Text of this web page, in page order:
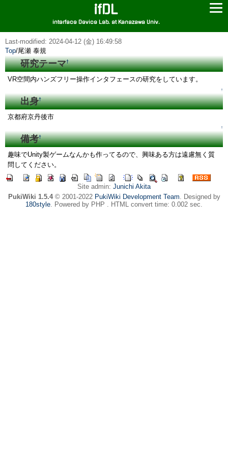
ifDL
interface Device Lab. at Kanazawa Univ.
Last-modified: 2024-04-12 (金) 16:49:58
Top/尾瀬 泰規
研究テーマ†
VR空間内ハンズフリー操作インタフェースの研究をしています。
↑
出身†
京都府京丹後市
↑
備考†
趣味でUnity製ゲームなんかも作ってるので、興味ある方は遠慮無く質
問してください。
Site admin: Junichi Akita
PukiWiki 1.5.4© 2001-2022 PukiWiki Development Team. Designed by
180style. Powered by PHP . HTML convert time: 0.002 sec.